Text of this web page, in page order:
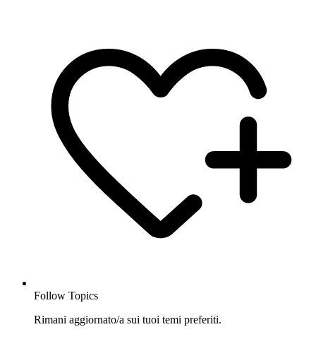
Follow Topics
Rimani aggiornato/a sui tuoi temi preferiti.